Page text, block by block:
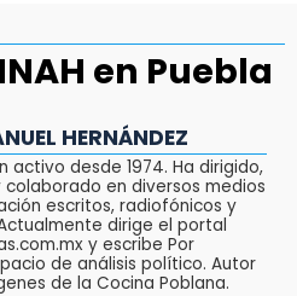
en Puebla
HERNÁNDEZ
activo desde 1974. Ha dirigido,
en diversos medios
escritos, radiofónicos y
dirige el portal
y escribe Por
de análisis político. Autor
de la Cocina Poblana.